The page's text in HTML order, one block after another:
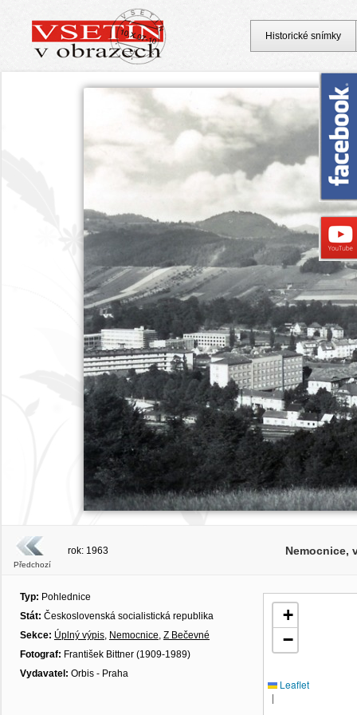
Předchozí
rok: 1963 Nemocnice,
Typ: Pohlednice
Stát: Československá socialistická republika
Sekce: Úplný výpis, Nemocnice, Z Bečevné
Fotograf: František Bittner (1909-1989)
Vydavatel: Orbis - Praha
+
−
Leaflet
|
Historické snímky